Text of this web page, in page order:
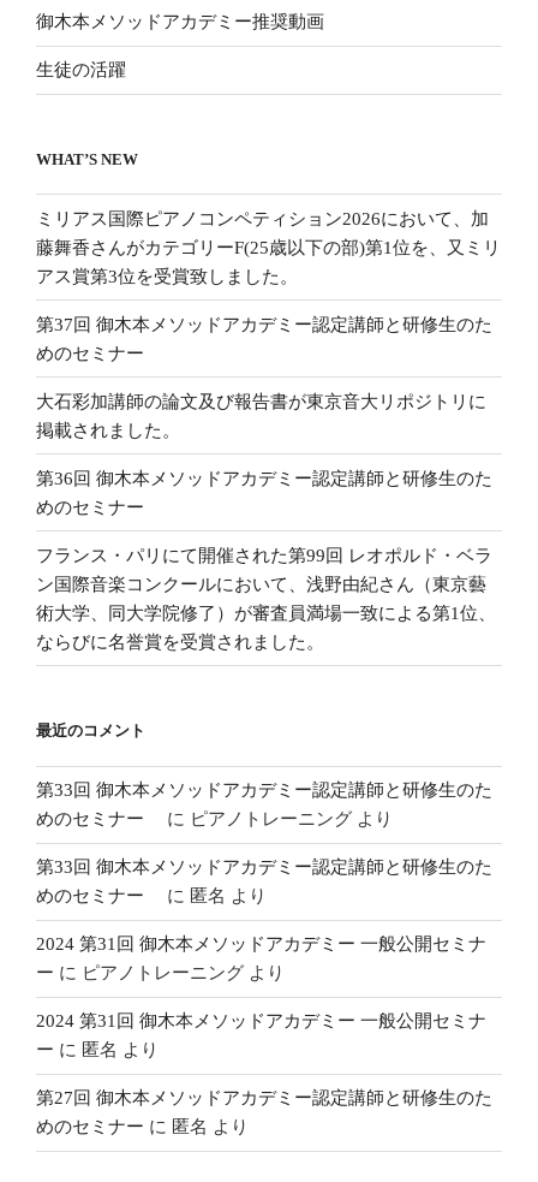
御木本メソッドアカデミー推奨動画
生徒の活躍
WHAT’S NEW
ミリアス国際ピアノコンペティション2026において、加
藤舞香さんがカテゴリーF(25歳以下の部)第1位を、又ミリ
アス賞第3位を受賞致しました。
第37回 御木本メソッドアカデミー認定講師と研修生のた
めのセミナー
大石彩加講師の論文及び報告書が東京音大リポジトリに
掲載されました。
第36回 御木本メソッドアカデミー認定講師と研修生のた
めのセミナー
フランス・パリにて開催された第99回 レオポルド・ベラ
ン国際音楽コンクールにおいて、浅野由紀さん（東京藝
術大学、同大学院修了）が審査員満場一致による第1位、
ならびに名誉賞を受賞されました。
最近のコメント
第33回 御木本メソッドアカデミー認定講師と研修生のた
めのセミナー
に ピアノトレーニング より
第33回 御木本メソッドアカデミー認定講師と研修生のた
めのセミナー
に 匿名 より
2024 第31回 御木本メソッドアカデミー 一般公開セミナ
ー に ピアノトレーニング より
2024 第31回 御木本メソッドアカデミー 一般公開セミナ
ー に 匿名 より
第27回 御木本メソッドアカデミー認定講師と研修生のた
めのセミナー に 匿名 より